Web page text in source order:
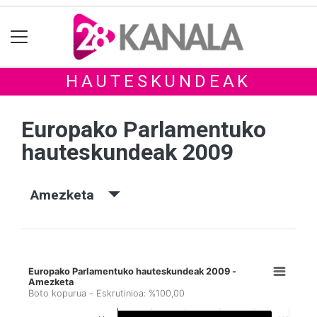
HAUTESKUNDEAK
Europako Parlamentuko
hauteskundeak 2009
Amezketa
Europako Parlamentuko hauteskundeak 2009 -
Amezketa
Boto kopurua - Eskrutinioa: %100,00